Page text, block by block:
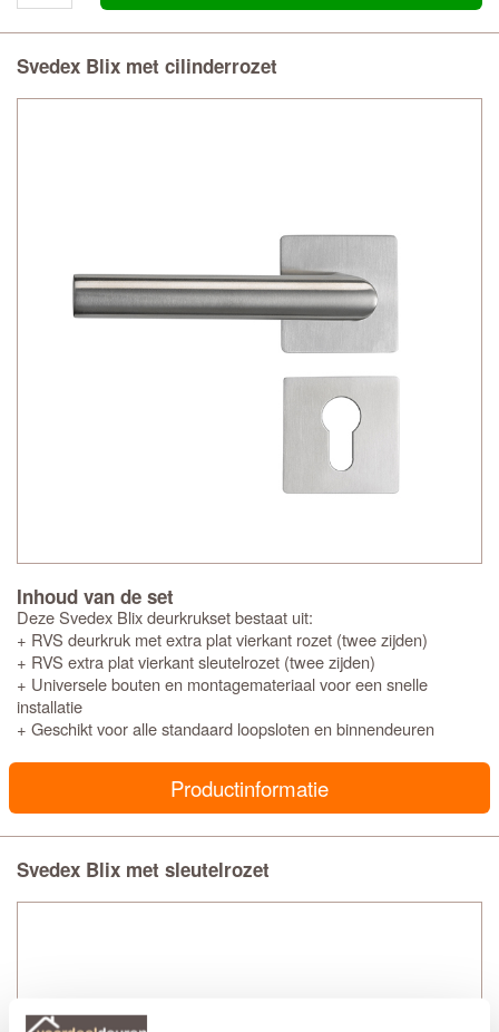
Svedex Blix met cilinderrozet
Inhoud van de set
Deze Svedex Blix deurkrukset bestaat uit:
+ RVS deurkruk met extra plat vierkant rozet (twee zijden)
+ RVS extra plat vierkant sleutelrozet (twee zijden)
+ Universele bouten en montagemateriaal voor een snelle
installatie
+ Geschikt voor alle standaard loopsloten en binnendeuren
Productinformatie
Svedex Blix met sleutelrozet